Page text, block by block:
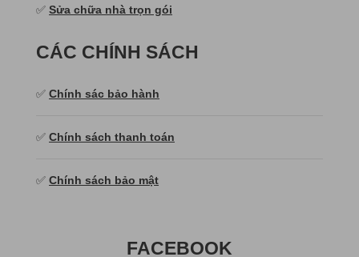
✅ Sửa chữa nhà trọn gói
CÁC CHÍNH SÁCH
✅ Chính sác bảo hành
✅ Chính sách thanh toán
✅ Chính sách bảo mật
FACEBOOK